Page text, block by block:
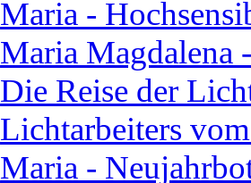
Maria -
Maria Magdalena
Die Reise der
Lichtarbeiters
Maria -